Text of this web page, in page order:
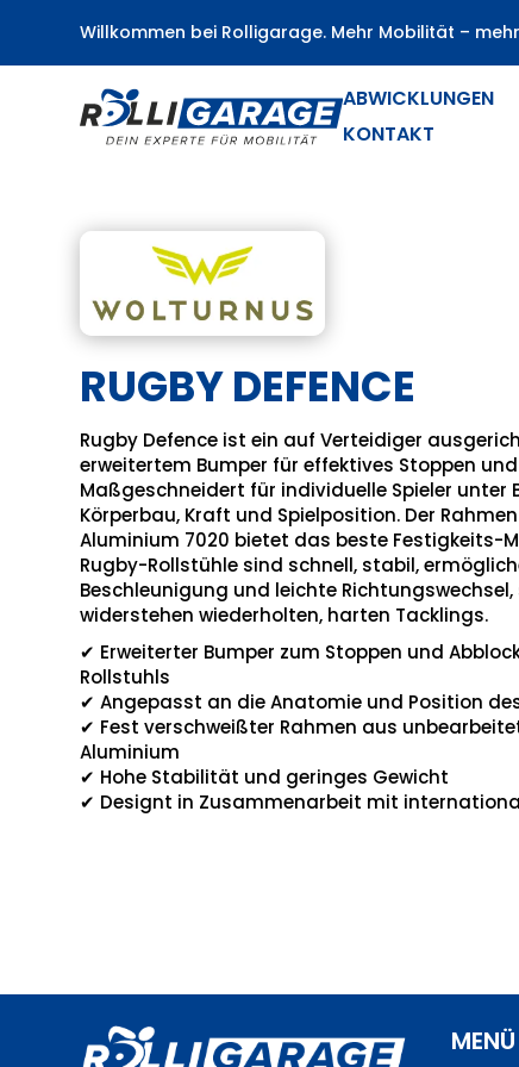
Willkommen bei Rolligarage. Mehr Mobilität –
ABWICKLUNGEN
KONTAKT
RUGBY DEFENCE
Rugby Defence ist ein auf Verteidiger
erweitertem Bumper für effektives Stoppen
Maßgeschneidert für individuelle Spieler unter
Körperbau, Kraft und Spielposition. Der
Aluminium 7020 bietet das beste Festigkeits-
Rugby-Rollstühle sind schnell, stabil,
Beschleunigung und leichte
widerstehen wiederholten, harten Tacklings.
✔ Erweiterter Bumper zum Stoppen und
Rollstuhls
✔Angepasst an die Anatomie und Position
✔ Fest verschweißter Rahmen aus
Aluminium
✔ Hohe Stabilität und geringes Gewicht
✔ Designt in Zusammenarbeit mit
MENÜ